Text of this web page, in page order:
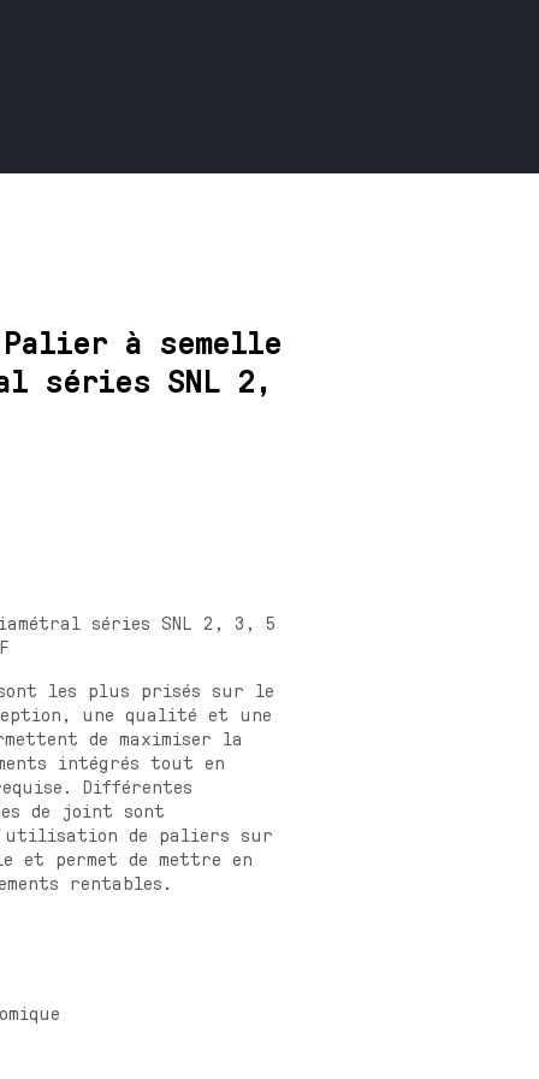
Palier à semelle
séries SNL 2,
séries SNL 2, 3, 5
sont les plus prisés sur le
une qualité et une
de maximiser la
intégrés tout en
Différentes
de joint sont
de paliers sur
et permet de mettre en
rentables.